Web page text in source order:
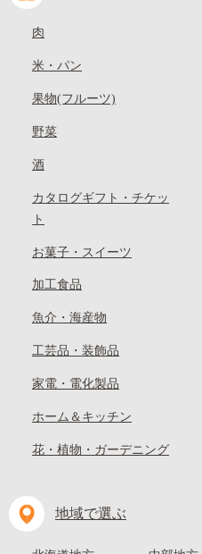
肉
米・パン
果物(フルーツ)
野菜
酒
カタログギフト・チケッ
ト
お菓子・スイーツ
加工食品
魚介・海産物
工芸品・装飾品
家電・電化製品
ホーム＆キッチン
花・植物・ガーデニング
地域で選ぶ